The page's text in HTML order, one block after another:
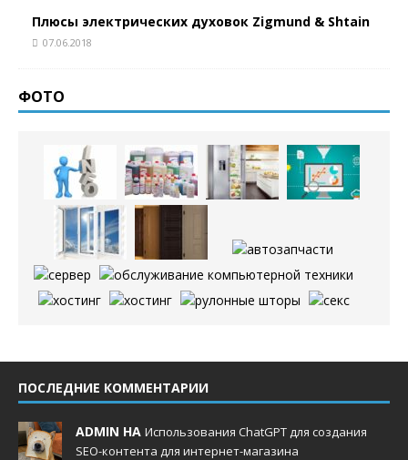
Плюсы электрических духовок Zigmund & Shtain
07.06.2018
ФОТО
ПОСЛЕДНИЕ КОММЕНТАРИИ
ADMIN НА Использования ChatGPT для создания
SEO-контента для интернет-магазина